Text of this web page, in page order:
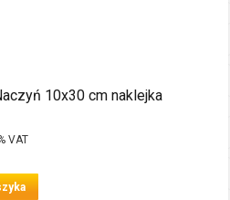
10x30 cm naklejka
VAT